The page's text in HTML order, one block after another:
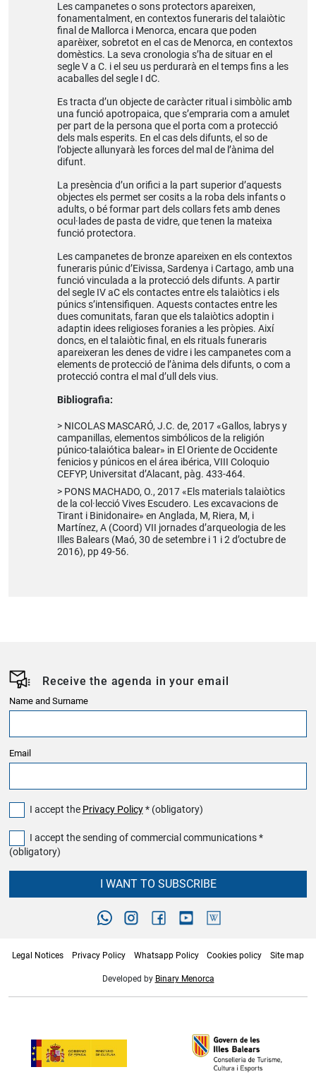
Les campanetes o sons protectors apareixen,
fonamentalment, en contextos funeraris del talaiòtic
final de Mallorca i Menorca, encara que poden
aparèixer, sobretot en el cas de Menorca, en contextos
domèstics. La seva cronologia s’ha de situar en el
segle V a C. i el seu us perdurarà en el temps fins a les
acaballes del segle I dC.
Es tracta d’un objecte de caràcter ritual i simbòlic amb
una funció apotropaica, que s’empraria com a amulet
per part de la persona que el porta com a protecció
dels mals esperits. En el cas dels difunts, el so de
l’objecte allunyarà les forces del mal de l’ànima del
difunt.
La presència d’un orifici a la part superior d’aquests
objectes els permet ser cosits a la roba dels infants o
adults, o bé formar part dels collars fets amb denes
ocul·lades de pasta de vidre, que tenen la mateixa
funció protectora.
Les campanetes de bronze apareixen en els contextos
funeraris púnic d’Eivissa, Sardenya i Cartago, amb una
funció vinculada a la protecció dels difunts. A partir
del segle IV aC els contactes entre els talaiòtics i els
púnics s’intensifiquen. Aquests contactes entre les
dues comunitats, faran que els talaiòtics adoptin i
adaptin idees religioses foranies a les pròpies. Així
doncs, en el talaiòtic final, en els rituals funeraris
apareixeran les denes de vidre i les campanetes com a
elements de protecció de l’ànima dels difunts, o com a
protecció contra el mal d’ull dels vius.
Bibliografia:
NICOLAS MASCARÓ, J.C. de, 2017 «Gallos, labrys y
campanillas, elementos simbólicos de la religión
púnico-talaiótica balear» in El Oriente de Occidente
fenicios y púnicos en el área ibérica, VIII Coloquio
CEFYP, Universitat d’Alacant, pàg. 433-464.
PONS MACHADO, O., 2017 «Els materials talaiòtics
de la col·lecció Vives Escudero. Les excavacions de
Tirant i Binidonaire» en Anglada, M, Riera, M, i
Martínez, A (Coord) VII jornades d’arqueologia de les
Illes Balears (Maó, 30 de setembre i 1 i 2 d’octubre de
2016), pp 49-56.
Receive the agenda in your email
Name and Surname
Email
I accept the Privacy Policy* (obligatory)
I accept the sending of commercial communications *
(obligatory)
I WANT TO SUBSCRIBE
Legal Notices Privacy Policy Whatsapp Policy Cookies policy Site map
Developed by Binary Menorca